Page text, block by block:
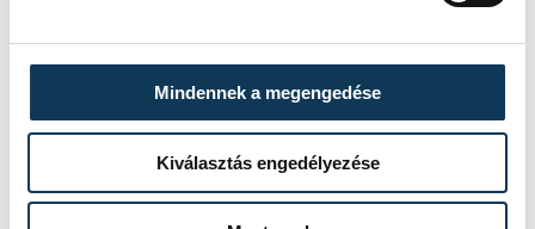
Mindennek a megengedése
Kiválasztás engedélyezése
RÉSZLETEK
SOROZAT FÉRFI FUTSAL NB I
ALAPSZAKASZ, 2021/2022